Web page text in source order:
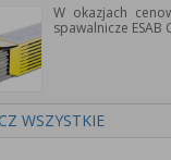
W okazjach
spawalnicze ESAB
WSZYSTKIE